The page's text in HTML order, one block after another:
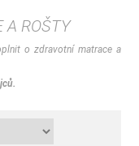
A ROŠTY
o zdravotní matrace a